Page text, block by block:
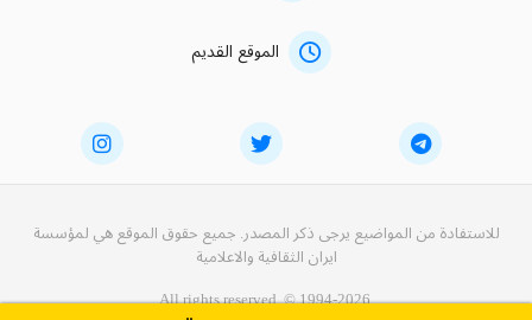
الموقع القديم
للاستفادة من المواضيع يرجى ذكر المصدر. جميع حقوق الموقع هي لمؤسسة
ايران الثقافية والاعلامية
All rights reserved. © 1994-2026.